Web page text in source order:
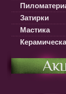
Затирки
Мастика